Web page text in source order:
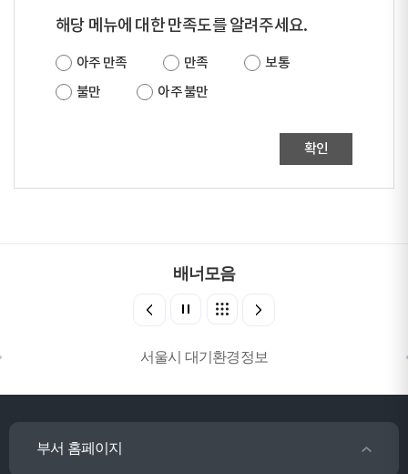
해당 메뉴에 대한 만족도를 알려주세요.
아주 만족 만족
보통
불만
아주 불만
확인
배너모음
서울시 대기환경정보
부서 홈페이지